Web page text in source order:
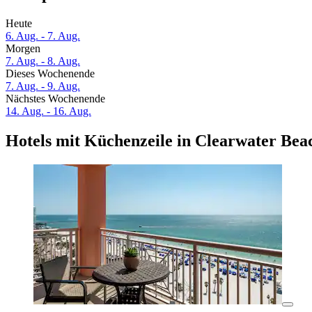
Heute
6. Aug. - 7. Aug.
Morgen
7. Aug. - 8. Aug.
Dieses Wochenende
7. Aug. - 9. Aug.
Nächstes Wochenende
14. Aug. - 16. Aug.
Hotels mit Küchenzeile in Clearwater